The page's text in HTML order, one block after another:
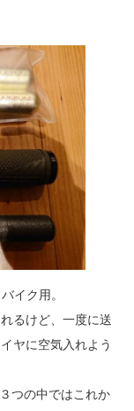
イク用。
るけど、一度に送
ヤに空気入れよう
つの中ではこれか